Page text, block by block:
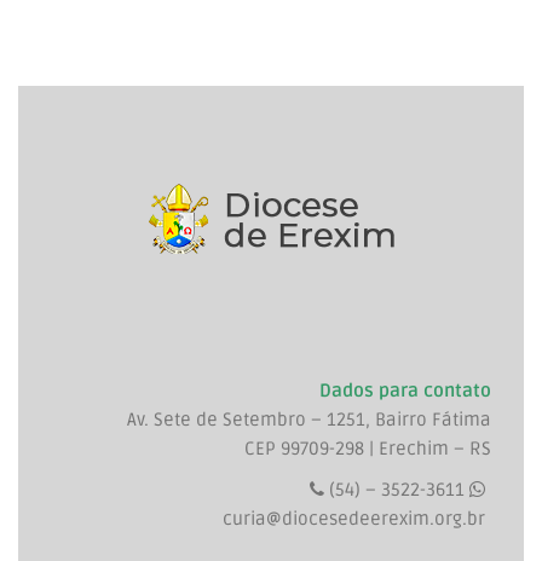
Dados para contato
Av. Sete de Setembro – 1251, Bairro Fátima
CEP 99709-298 | Erechim – RS
(54) – 3522-3611
curia@diocesedeerexim.org.br